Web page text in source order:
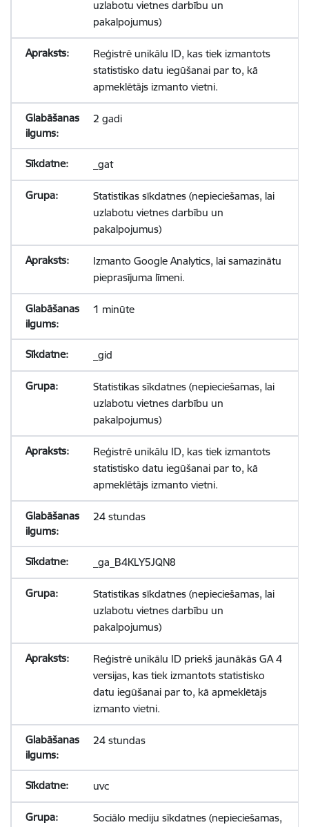
uzlabotu vietnes darbību un
pakalpojumus)
Reģistrē unikālu ID, kas tiek izmantots
statistisko datu iegūšanai par to, kā
apmeklētājs izmanto vietni.
2 gadi
_gat
Statistikas sīkdatnes (nepieciešamas, lai
uzlabotu vietnes darbību un
pakalpojumus)
Izmanto Google Analytics, lai samazinātu
pieprasījuma līmeni.
1 minūte
_gid
Statistikas sīkdatnes (nepieciešamas, lai
uzlabotu vietnes darbību un
pakalpojumus)
Reģistrē unikālu ID, kas tiek izmantots
statistisko datu iegūšanai par to, kā
apmeklētājs izmanto vietni.
24 stundas
_ga_B4KLY5JQN8
Statistikas sīkdatnes (nepieciešamas, lai
uzlabotu vietnes darbību un
pakalpojumus)
Reģistrē unikālu ID priekš jaunākās GA 4
versijas, kas tiek izmantots statistisko
datu iegūšanai par to, kā apmeklētājs
izmanto vietni.
24 stundas
uvc
Sociālo mediju sīkdatnes (nepieciešamas,